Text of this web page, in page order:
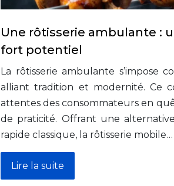
Une rôtisserie ambulante :
fort potentiel
La rôtisserie ambulante s’impose
alliant tradition et modernité. Ce
attentes des consommateurs en
de praticité. Offrant une
rapide classique, la rôtisserie mobile…
Lire la suite